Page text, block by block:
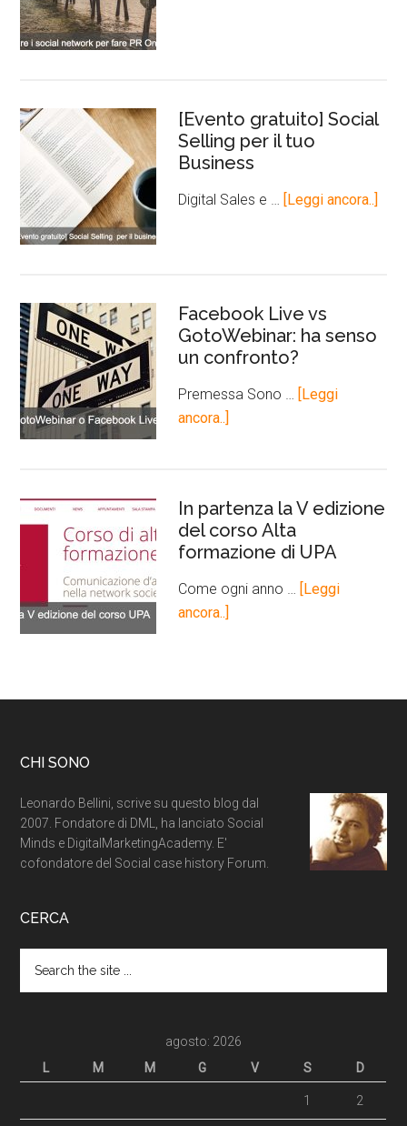
[Evento gratuito] Social
Selling per il tuo
Business
Digital Sales e … [Leggi ancora..]
Facebook Live vs
GotoWebinar: ha senso
un confronto?
Premessa Sono … [Leggi
ancora..]
In partenza la V edizione
del corso Alta
formazione di UPA
Come ogni anno … [Leggi
ancora..]
CHI SONO
Leonardo Bellini, scrive su questo blog dal
2007. Fondatore di DML, ha lanciato Social
Minds e DigitalMarketingAcademy. E'
cofondatore del Social case history Forum.
CERCA
agosto: 2026
L
M M G V S D
1 2